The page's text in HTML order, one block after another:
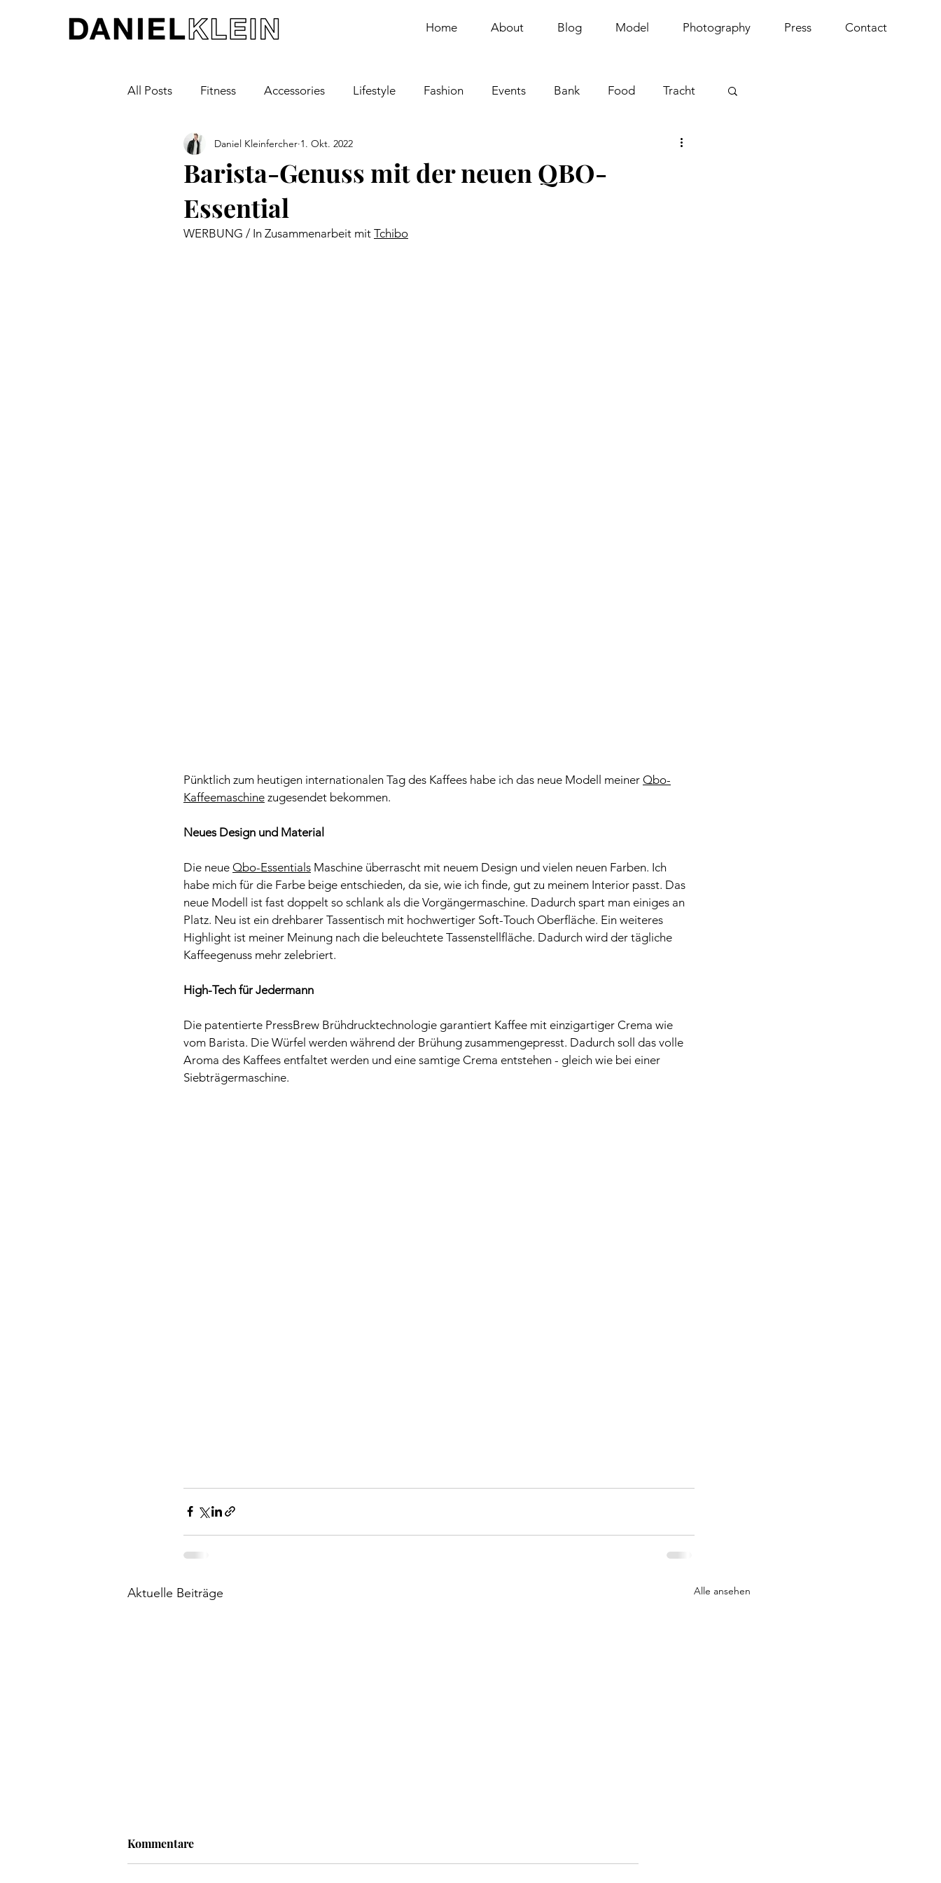
Home About Blog Model Photography Press Contact
All Posts Fitness Accessories Lifestyle Fashion Events Bank Food Tracht
Travel Fashion Beauty
Barista-Genuss mit der neuen QBO-
Essential
Daniel Kleinfercher 1. Okt. 2022
WERBUNG / In Zusammenarbeit mit Tchibo
Pünktlich zum heutigen internationalen Tag des Kaffees habe ich das neue Modell meiner Qbo-
Kaffeemaschine zugesendet bekommen.
Neues Design und Material
Die neue Qbo-Essentials Maschine überrascht mit neuem Design und vielen neuen Farben. Ich
habe mich für die Farbe beige entschieden, da sie, wie ich finde, gut zu meinem Interior passt. Das
neue Modell ist fast doppelt so schlank als die Vorgängermaschine. Dadurch spart man einiges an
Platz. Neu ist ein drehbarer Tassentisch mit hochwertiger Soft-Touch Oberfläche. Ein weiteres
Highlight ist meiner Meinung nach die beleuchtete Tassenstellfläche. Dadurch wird der tägliche
Kaffeegenuss mehr zelebriert.
High-Tech für Jedermann
Die patentierte PressBrew Brühdrucktechnologie garantiert Kaffee mit einzigartiger Crema wie
vom Barista. Die Würfel werden während der Brühung zusammengepresst. Dadurch soll das volle
Aroma des Kaffees entfaltet werden und eine samtige Crema entstehen - gleich wie bei einer
Siebträgermaschine.
Aktuelle Beiträge Alle ansehen
Kommentare